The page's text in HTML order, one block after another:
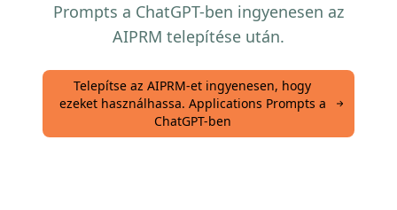
Prompts a ChatGPT-ben ingyenesen az
AIPRM telepítése után.
Telepítse az AIPRM-et ingyenesen, hogy
ezeket használhassa. Applications Prompts a
ChatGPT-ben